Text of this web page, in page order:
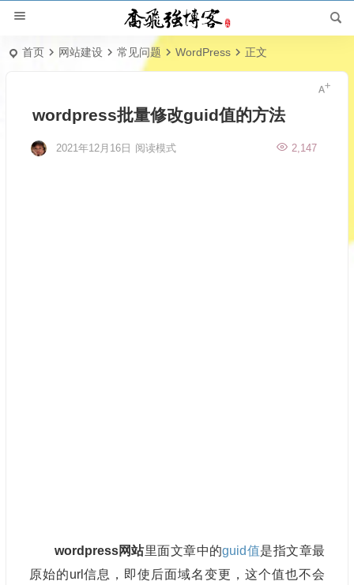
首页 网站建设 常见问题 WordPress 正文
wordpress批量修改guid值的方法
2021年12月16日 2,147
阅读模式
wordpress网站里面文章中的guid值是指文章最
原始的url信息，即使后面域名变更，这个值也不会